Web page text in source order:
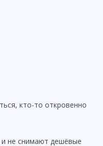
кто-то откровенно
и не снимают дешёвые